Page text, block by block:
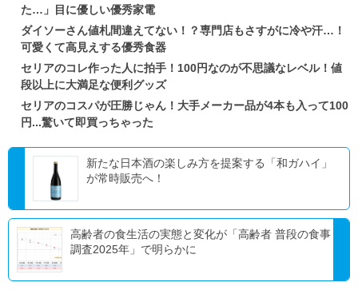
た…」目に優しい優秀家電
ダイソーさん値札間違えてない！？専門店もさすがに冷や汗…！
可愛くて高見えする優秀食器
セリアのコレ作った人に拍手！100円なのが不思議なレベル！値
段以上に大満足な便利グッズ
セリアのコスパが圧勝じゃん！大手メーカー品が4本も入って100
円...驚いて即買っちゃった
新たな日本酒の楽しみ方を提案する「和ガハイ」
が常時販売へ！
高齢者の食生活の実態と変化が「高齢者 普段の食事
調査2025年」で明らかに